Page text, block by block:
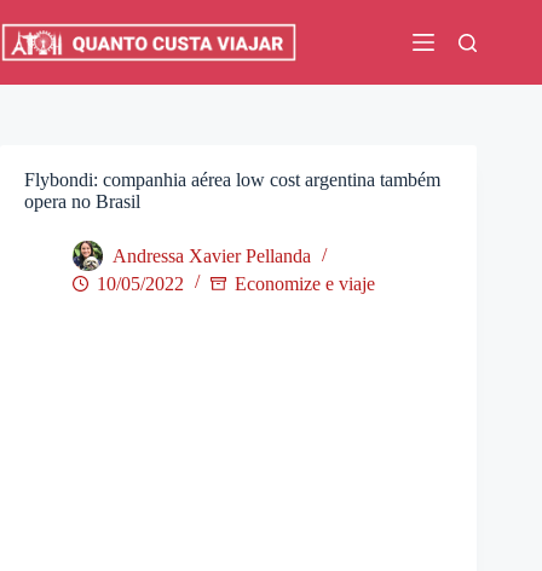
para
Flybondi: companhia aérea low cost argentina também
opera no Brasil
Andressa Xavier Pellanda
10/05/2022
Economize e viaje